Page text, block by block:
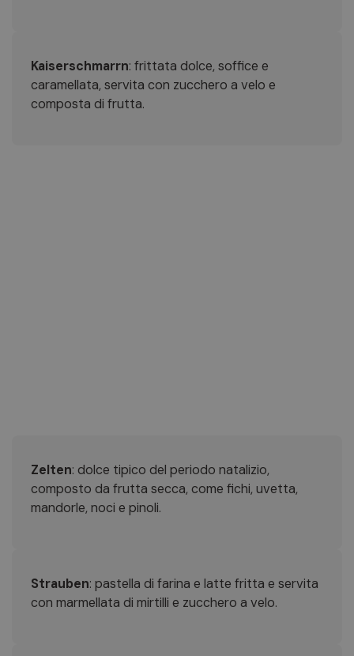
Kaiserschmarrn: frittata dolce, soffice e
caramellata, servita con zucchero a velo e
composta di frutta.
Zelten: dolce tipico del periodo natalizio,
composto da frutta secca, come fichi, uvetta,
mandorle, noci e pinoli.
Strauben: pastella di farina e latte fritta e servita
con marmellata di mirtilli e zucchero a velo.